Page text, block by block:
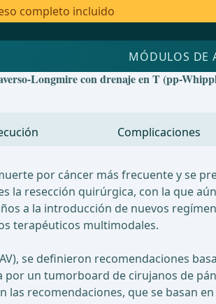
completo incluido
MÓDULOS DE
Longmire con drenaje en T (pp-
Complicaciones
por cáncer más frecuente y se
resección quirúrgica, con la que
a la introducción de nuevos
terapéuticos multimodales.
se definieron recomendaciones
un tumorboard de cirujanos de
recomendaciones, que se basan